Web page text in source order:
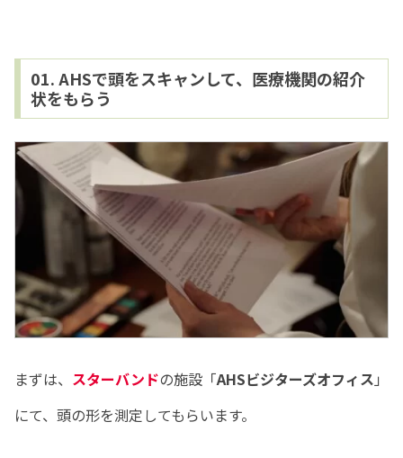
01. AHSで頭をスキャンして、医療機関の紹介
状をもらう
まずは、 スターバンドの施設「AHSビジターズオフィス 」
にて、頭の形を測定してもらいます。